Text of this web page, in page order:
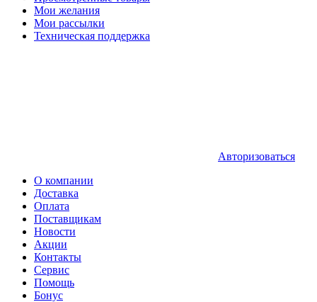
Мои желания
Мои рассылки
Техническая поддержка
Авторизоваться
О компании
Доставка
Оплата
Поставщикам
Новости
Акции
Контакты
Сервис
Помощь
Бонус